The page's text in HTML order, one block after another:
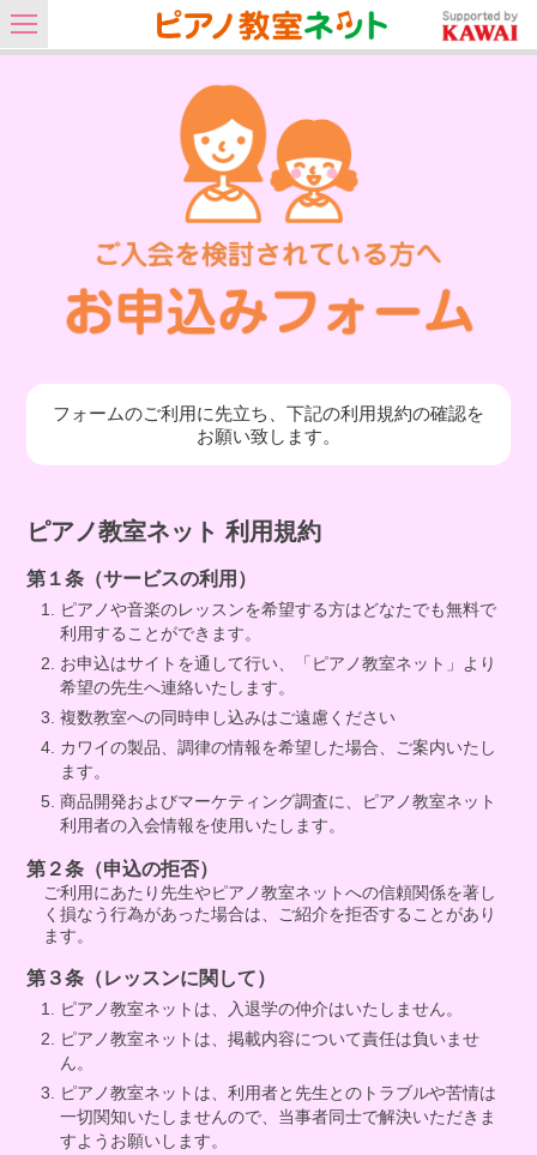
フォームのご利用に先立ち、下記の利用規約の確認を
お願い致します。
ピアノ教室ネット 利用規約
第１条（サービスの利用）
ピアノや音楽のレッスンを希望する方はどなたでも無料で
利用することができます。
お申込はサイトを通して行い、「ピアノ教室ネット」より
希望の先生へ連絡いたします。
複数教室への同時申し込みはご遠慮ください
カワイの製品、調律の情報を希望した場合、ご案内いたし
ます。
商品開発およびマーケティング調査に、ピアノ教室ネット
利用者の入会情報を使用いたします。
第２条（申込の拒否）
ご利用にあたり先生やピアノ教室ネットへの信頼関係を著し
く損なう行為があった場合は、ご紹介を拒否することがあり
ます。
第３条（レッスンに関して）
ピアノ教室ネットは、入退学の仲介はいたしません。
ピアノ教室ネットは、掲載内容について責任は負いませ
ん。
ピアノ教室ネットは、利用者と先生とのトラブルや苦情は
一切関知いたしませんので、当事者同士で解決いただきま
すようお願いします。